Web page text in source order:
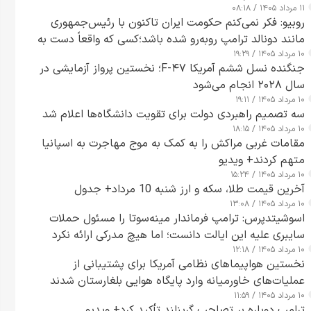
۱۱ مرداد ۱۴۰۵ / ۰۸:۱۸
روبیو: فکر نمی‌کنم حکومت ایران تاکنون با رئیس‌جمهوری
مانند دونالد ترامپ روبه‌رو شده باشد؛کسی که واقعاً دست به
اقدام می‌زند
۱۰ مرداد ۱۴۰۵ / ۱۹:۲۹
جنگنده نسل ششم آمریکا F-۴۷؛ نخستین پرواز آزمایشی در
سال ۲۰۲۸ انجام می‌شود
۱۰ مرداد ۱۴۰۵ / ۱۹:۱۱
سه تصمیم راهبردی دولت برای تقویت دانشگاه‌ها اعلام شد
۱۰ مرداد ۱۴۰۵ / ۱۸:۱۵
مقامات غربی مراکش را به کمک به موج مهاجرت به اسپانیا
متهم کردند+ ویدیو
۱۰ مرداد ۱۴۰۵ / ۱۵:۲۴
آخرین قیمت طلا، سکه و ارز شنبه 10 مرداد+ جدول
۱۰ مرداد ۱۴۰۵ / ۱۳:۰۸
اسوشیتدپرس: ترامپ فرماندار مینه‌سوتا را مسئول حملات
سایبری علیه این ایالت دانست؛ اما هیچ مدرکی ارائه نکرد
۱۰ مرداد ۱۴۰۵ / ۱۲:۱۸
نخستین هواپیماهای نظامی آمریکا برای پشتیبانی از
عملیات‌های خاورمیانه وارد پایگاه هوایی بلغارستان شدند
۱۰ مرداد ۱۴۰۵ / ۱۱:۵۹